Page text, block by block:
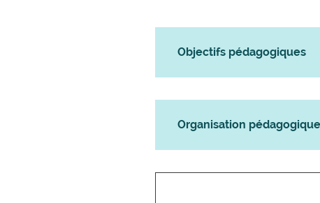
Objectifs pédagogiques
Organisation pédagogique